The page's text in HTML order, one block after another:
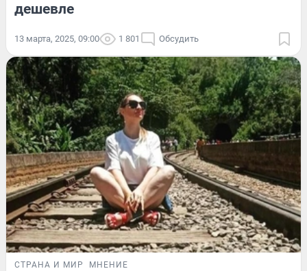
дешевле
13 марта, 2025, 09:00 1 801 Обсудить
СТРАНА И МИР МНЕНИЕ